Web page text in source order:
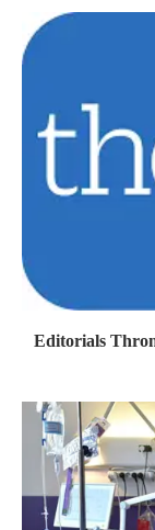
Editorials